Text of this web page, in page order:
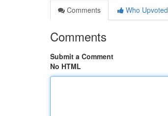
Comments
Who Upvoted
Comments
Submit a Comment
No HTML